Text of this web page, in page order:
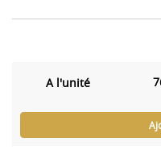
A l'unité